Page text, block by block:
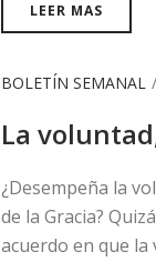
LEER MAS
BOLETÍN SEMANAL
La
¿Desempeña la
de la Gracia?
acuerdo en que